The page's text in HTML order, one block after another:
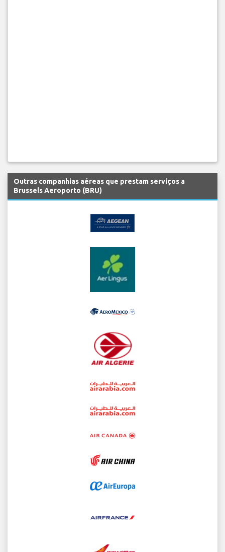
Outras companhias aéreas que prestam serviços a
Brussels Aeroporto (BRU)